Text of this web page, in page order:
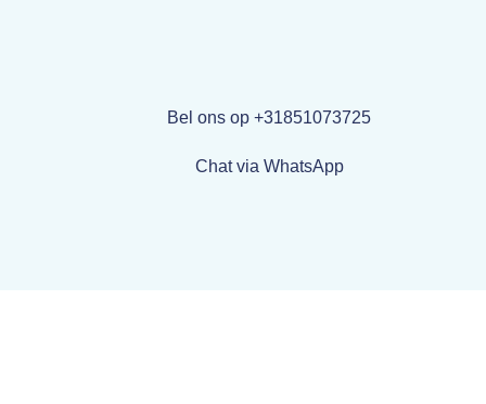
Bel ons op +31851073725
Chat via WhatsApp